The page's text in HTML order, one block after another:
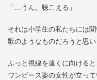
「…うん。聴こえる」
それは小学生の私たちには
歌のようなものだろうと思い
ふっと視線を遠くに向ける
ワンピース姿の女性が立っ